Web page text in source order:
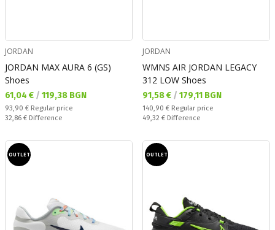
JORDAN
JORDAN MAX AURA 6 (GS)
Shoes
Текуща цена:
61,04 € / 119,38 BGN
Regular price:
93,90 € Regular price
Спестявате:
32,86 € Difference
JORDAN
WMNS AIR JORDAN LEGACY
312 LOW Shoes
Текуща цена:
91,58 € / 179,11 BGN
Regular price:
140,90 € Regular price
Спестявате:
49,32 € Difference
OUTLET OUTLET